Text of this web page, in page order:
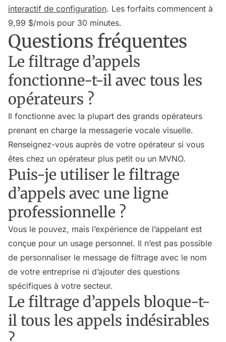
interactif de configuration. Les forfaits commencent à
9,99 $/mois pour 30 minutes.
Questions fréquentes
Le filtrage d’appels
fonctionne-t-il avec tous les
opérateurs ?
Il fonctionne avec la plupart des grands opérateurs
prenant en charge la messagerie vocale visuelle.
Renseignez-vous auprès de votre opérateur si vous
êtes chez un opérateur plus petit ou un MVNO.
Puis-je utiliser le filtrage
d’appels avec une ligne
professionnelle ?
Vous le pouvez, mais l’expérience de l’appelant est
conçue pour un usage personnel. Il n’est pas possible
de personnaliser le message de filtrage avec le nom
de votre entreprise ni d’ajouter des questions
spécifiques à votre secteur.
Le filtrage d’appels bloque-t-
il tous les appels indésirables